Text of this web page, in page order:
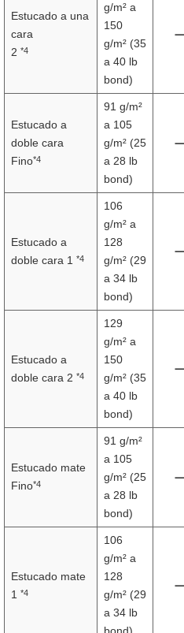
Estucado a una
cara
2 *4
g/m² a
150
g/m² (35
a 40 lb
bond)
Estucado a
doble cara
Fino*4
91 g/m²
a 105
g/m² (25
a 28 lb
bond)
Estucado a
doble cara 1 *4
106
g/m² a
128
g/m² (29
a 34 lb
bond)
Estucado a
doble cara 2 *4
129
g/m² a
150
g/m² (35
a 40 lb
bond)
Estucado mate
Fino*4
91 g/m²
a 105
g/m² (25
a 28 lb
bond)
Estucado mate
1 *4
106
g/m² a
128
g/m² (29
a 34 lb